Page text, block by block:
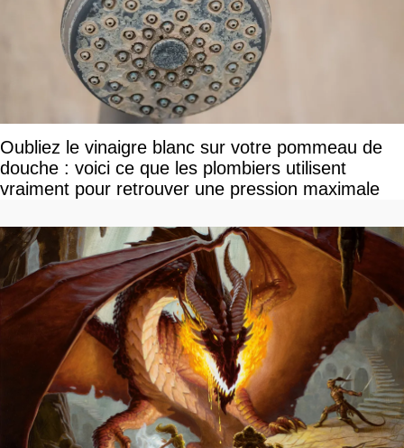
Oubliez le vinaigre blanc sur votre pommeau de
douche : voici ce que les plombiers utilisent
vraiment pour retrouver une pression maximale